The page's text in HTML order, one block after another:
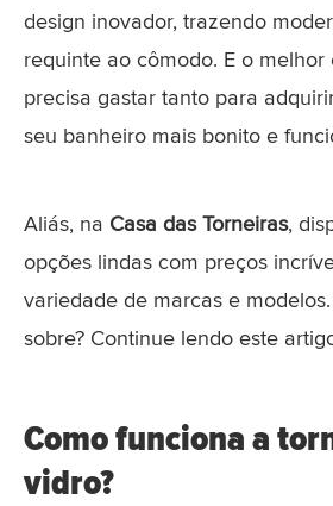
design inovador, trazendo
requinte ao cômodo. E o
precisa gastar tanto para
seu banheiro mais bonito e
Aliás, na Casa das Torneiras,
opções lindas com preços
variedade de marcas e
sobre? Continue lendo este
Como funciona a
vidro?